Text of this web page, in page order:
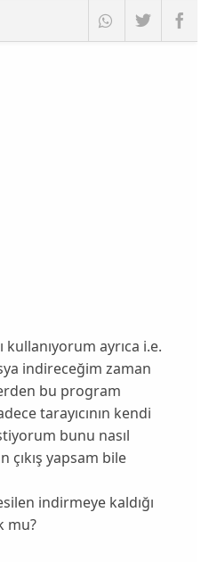
ayrıca i.e.
indireceğim zaman
bu program
tarayıcının kendi
bunu nasıl
yapsam bile
indirmeye kaldığı
mu?